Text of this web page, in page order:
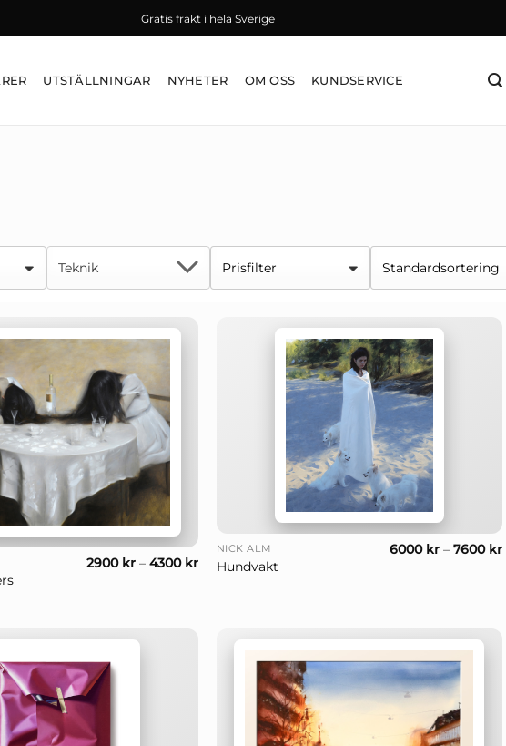
Gratis frakt i hela Sverige
UTSTÄLLNINGAR NYHETER OM OSS KUNDSERVICE
2900 kr –4300 kr
NICK ALM
Hundvakt
6000 kr– 7600 kr